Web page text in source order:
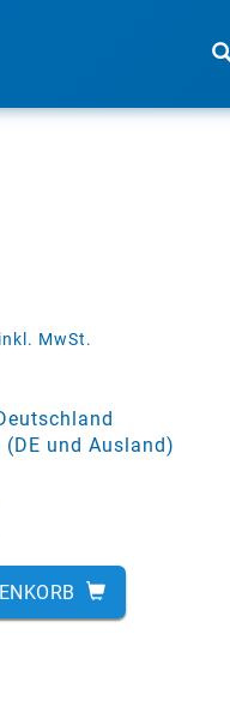
inkl. MwSt.
und Ausland)